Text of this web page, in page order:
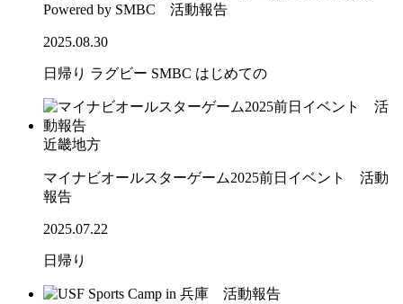
Powered by SMBC 活動報告
2025.08.30
日帰り ラグビー SMBC はじめての
近畿地方
マイナビオールスターゲーム2025前日イベント 活動
報告
2025.07.22
日帰り